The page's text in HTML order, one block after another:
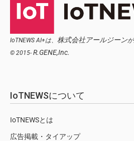
IoTNEWS AI+は、 株式会社アールジーン
© 2015- R.GENE,Inc.
IoTNEWSについて
IoTNEWSとは
広告掲載・タイアップ